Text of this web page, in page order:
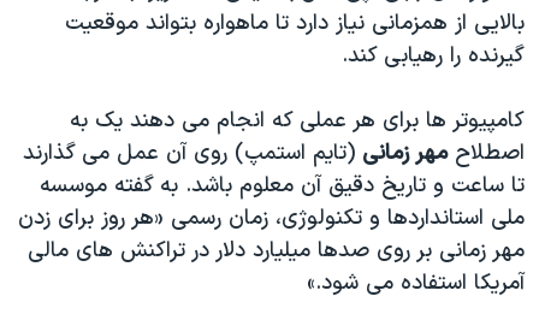
بالايی از همزمانی نياز دارد تا ماهواره بتواند موقعيت
گيرنده را رهيابی کند.
کامپيوتر ها برای هر عملی که انجام می دهند يک به
اصطلاح مهر زمانی (تايم استمپ) روی آن عمل می گذارند
تا ساعت و تاريخ دقيق آن معلوم باشد. به گفته موسسه
ملی استانداردها و تکنولوژی، زمان رسمی «هر روز برای زدن
مهر زمانی بر روی صدها ميليارد دلار در تراکنش های مالی
آمريکا استفاده می شود.»